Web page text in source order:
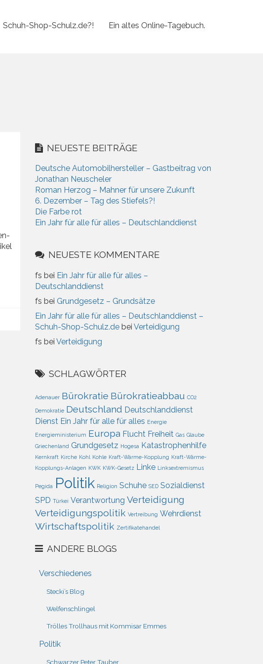
Schuh-Shop-Schulz.de?! Ein altes Online-Tagebuch.
NEUESTE BEITRÄGE
Deutsche Automobilhersteller – Gastbeitrag von
Jonathan Neuscheler
Roman Herzog – Mahner für unsere Zukunft
6. Dezember – Tag des Stiefels?!
Die Farbe rot
Ein Jahr für alle für alles – Deutschlanddienst
NEUESTE KOMMENTARE
fs bei Ein Jahr für alle für alles –
Deutschlanddienst
fs bei Grundgesetz – Grundsätze
Ein Jahr für alle für alles – Deutschlanddienst –
Schuh-Shop-Schulz.de bei Verteidigung
fs bei Verteidigung
SCHLAGWÖRTER
Adenauer Bürokratie Bürokratieabbau CO2
Demokratie Deutschland Deutschlanddienst
Dienst Ein Jahr für alle für alles Energie
Energieministerium Europa Flucht Freiheit Gas Glaube
Griechenland Grundgesetz Hogesa Katastrophenhilfe
Kernkraft Kirche Kohl Kohle Kraft-Wärme-Kopplung Kraft-Wärme-
Kopplungs-Anlagen KWK KWK-Gesetz Linke Linksextremismus
Pegida Politik Religion Schuhe SED Sozialdienst
SPD Türkei Verantwortung Verteidigung
Verteidigungspolitik Vertreibung Wehrdienst
Wirtschaftspolitik Zertifikatehandel
ANDERE BLOGS
Verschiedenes
Stecki’s Blog
Welfenschlingel
Trölles Trollhaus mit Kommisar Emmes
Politik
Schwarzer Peter Tauber